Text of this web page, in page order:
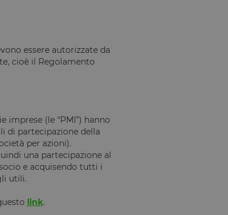
essere autorizzate da
cioè il Regolamento
(le “PMI”) hanno
di partecipazione della
per azioni).
una partecipazione al
e acquisendo tutti i
utili.
link.